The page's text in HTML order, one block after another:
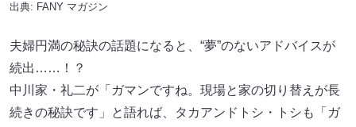
出典: FANY マガジン
夫婦円満の秘訣の話題になると、“夢”のないアドバイスが
続出……！？
中川家・礼二が「ガマンですね。現場と家の切り替えが長
続きの秘訣です」と語れば、タカアンドトシ・トシも「ガ